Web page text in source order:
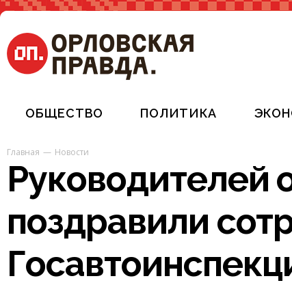
ОБЩЕСТВО ПОЛИТИКА
Главная Новости
Руководителей
поздравили